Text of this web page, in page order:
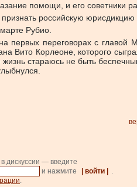
помощи, и его советники
российскую
Рубио.
первых переговорах с
Вито Корлеоне, которого
стараюсь не быть
дискуссии — введите
и нажмите | войти |
.
.